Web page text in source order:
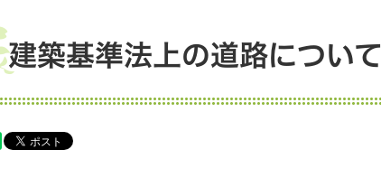
築基準法上の道路につい